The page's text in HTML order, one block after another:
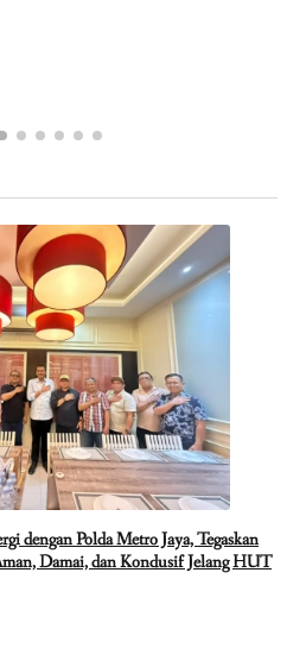
dengan Polda Metro Jaya, Tegaskan
Damai, dan Kondusif Jelang HUT